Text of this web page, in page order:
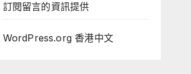
訂閱留言的資訊提供
WordPress.org 香港中文